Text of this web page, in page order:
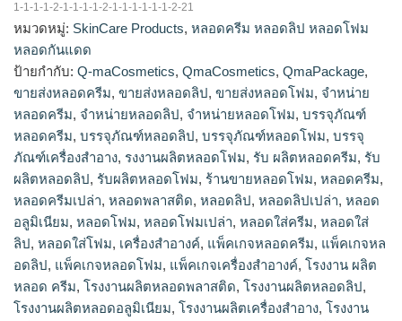
โฟม,ขายส่งหลอดโฟม,ร้านขายหลอดโฟม,โรงงานผลิตหลอด
ลิป,ขายส่งหลอดลิป,รับผลิตหลอดลิป,จำหน่ายหลอดลิป,โรงงาน
ผลิต หลอด ครีม,รับ ผลิตหลอดครีม,จำหน่ายหลอดครีม,ขายส่ง
หลอดครีม
1-1-1-1-2-1-1-1-1-2-1-1-1-1-1-1-2-21
หมวดหมู่: SkinCare Products, หลอดครีม หลอดลิป หลอดโฟม
หลอดกันแดด
ป้ายกำกับ: Q-maCosmetics, QmaCosmetics, QmaPackage,
ขายส่งหลอดครีม, ขายส่งหลอดลิป, ขายส่งหลอดโฟม, จำหน่าย
หลอดครีม, จำหน่ายหลอดลิป, จำหน่ายหลอดโฟม, บรรจุภัณฑ์
หลอดครีม, บรรจุภัณฑ์หลอดลิป, บรรจุภัณฑ์หลอดโฟม, บรรจุ
ภัณฑ์เครื่องสำอาง, รงงานผลิตหลอดโฟม, รับ ผลิตหลอดครีม, รับ
ผลิตหลอดลิป, รับผลิตหลอดโฟม, ร้านขายหลอดโฟม, หลอดครีม,
หลอดครีมเปล่า, หลอดพลาสติด, หลอดลิป, หลอดลิปเปล่า, หลอด
อลูมิเนียม, หลอดโฟม, หลอดโฟมเปล่า, หลอดใส่ครีม, หลอดใส่
ลิป, หลอดใส่โฟม, เครื่องสำอางค์, แพ็คเกจหลอดครีม, แพ็คเกจหล
อดลิป, แพ็คเกจหลอดโฟม, แพ็คเกจเครื่องสำอางค์, โรงงาน ผลิต
หลอด ครีม, โรงงานผลิตหลอดพลาสติด, โรงงานผลิตหลอดลิป,
โรงงานผลิตหลอดอลูมิเนียม, โรงงานผลิตเครื่องสำอาง, โรงงาน